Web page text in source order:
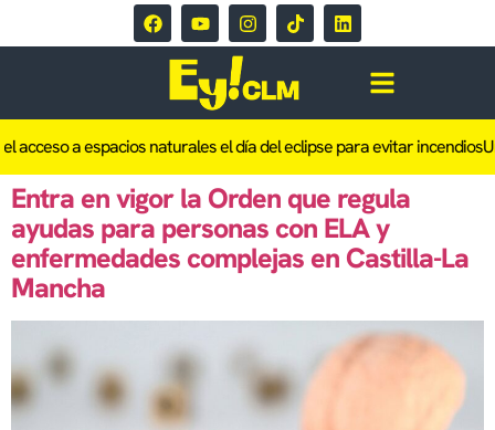
acceso a espacios naturales el día del eclipse para evitar incendios
Entra en vigor la Orden que regula
ayudas para personas con ELA y
enfermedades complejas en Castilla-La
Mancha